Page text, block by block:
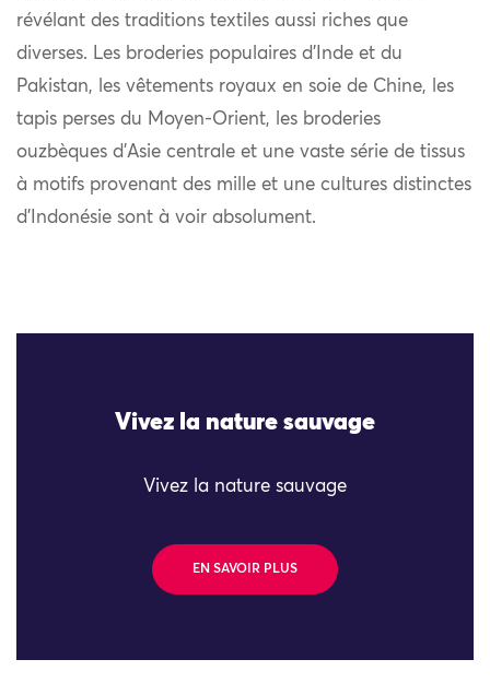
révélant des traditions textiles aussi riches que
diverses. Les broderies populaires d’Inde et du
Pakistan, les vêtements royaux en soie de Chine, les
tapis perses du Moyen-Orient, les broderies
ouzbèques d’Asie centrale et une vaste série de tissus
à motifs provenant des mille et une cultures distinctes
d’Indonésie sont à voir absolument.
Vivez la nature sauvage
Vivez la nature sauvage
EN SAVOIR PLUS